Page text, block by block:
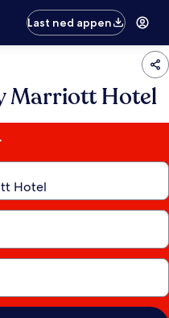
Last ned appen
Marriott Hotel